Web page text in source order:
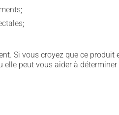
Si vous croyez que ce
peut vous aider à